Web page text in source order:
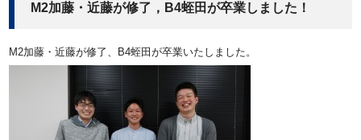
M2加藤・近藤が修了，B4蛭田が卒業しました！
M2加藤・近藤が修了、B4蛭田が卒業いたしました。